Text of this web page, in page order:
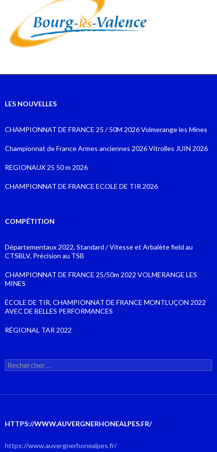
LES NOUVELLES
CHAMPIONNAT DE FRANCE 25 / 50M 2026 Volmerange les Mines
Championnat de France Armes anciennes 2026 Vitrolles JUIN 2026
REGIONAUX 25 50 m 2026
CHAMPIONNAT DE FRANCE ECOLE DE TIR 2026
COMPÉTITION
Départementaux 2022, Standard / Vitesse et Arbalète field au
CTSBLV, Précision au TSB
CHAMPIONNAT DE FRANCE 25/50m 2022 VOLMERANGE LES
MINES
ÉCOLE DE TIR, CHAMPIONNAT DE FRANCE MONTLUÇON 2022
AVEC DE BELLES PERFORMANCES
RÉGIONAL TAR 2022
Rechercher :
HTTPS://WWW.AUVERGNERHONEALPES.FR/
https://www.auvergnerhonealpes.fr/